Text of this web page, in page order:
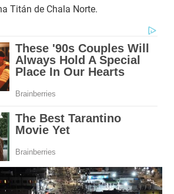
Titán de Chala Norte.